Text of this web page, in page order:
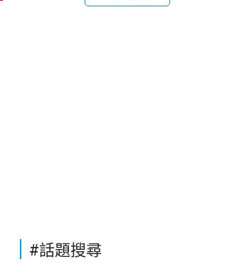
#話題搜尋